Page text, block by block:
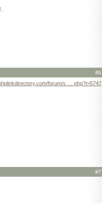
#6
forum/s … php?t=5747
#7